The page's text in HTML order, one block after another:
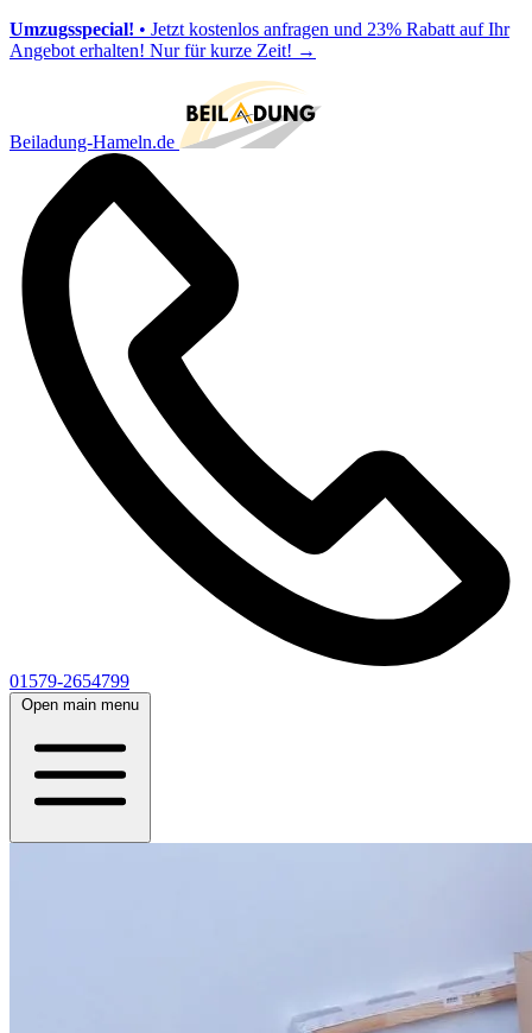
Umzugsspecial! • Jetzt kostenlos anfragen und 23% Rabatt auf Ihr
Angebot erhalten! Nur für kurze Zeit! →
Beiladung-Hameln.de
01579-2654799
Open main menu